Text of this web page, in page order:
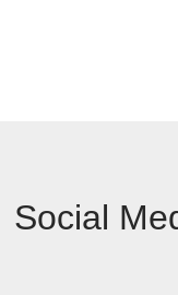
Social